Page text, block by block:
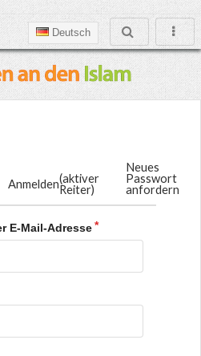
Deutsch
Anmelden(aktiver
Reiter)
Neues
Passwort
anfordern
E-Mail-Adresse